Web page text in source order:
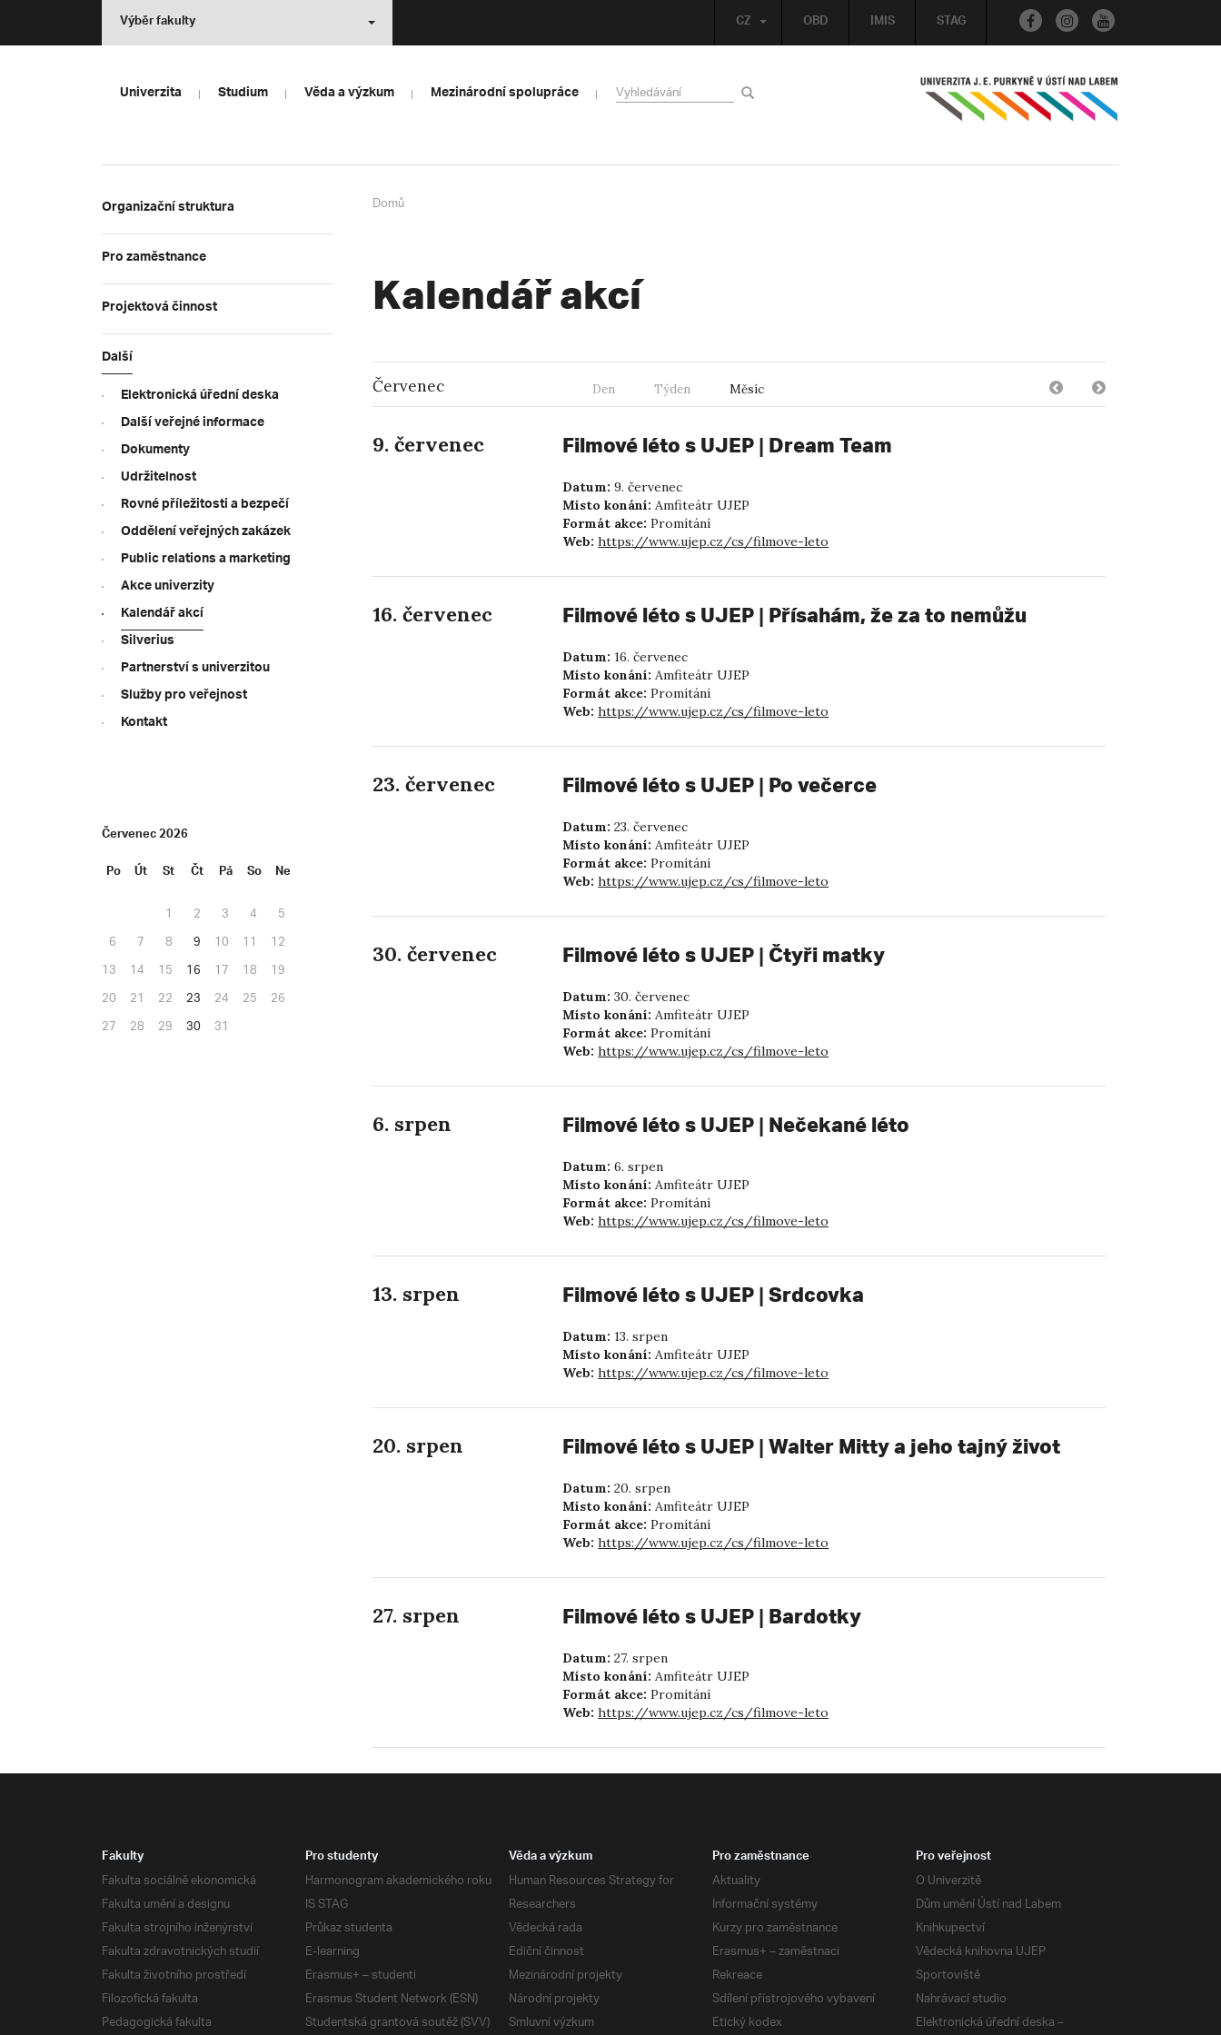
OBD IMIS STAG
CZ
Výběr fakulty
Univerzita Studium Věda a výzkum Mezinárodní spolupráce
Organizační struktura
Pro zaměstnance
Projektová činnost
Další
Elektronická úřední deska
Další veřejné informace
Dokumenty
Udržitelnost
Rovné příležitosti a bezpečí
Oddělení veřejných zakázek
Public relations a marketing
Akce univerzity
Kalendář akcí
Silverius
Partnerství s univerzitou
Služby pro veřejnost
Kontakt
Červenec 2026
Po Út St Čt Pá So Ne
1 2 3 4
5
6
7 8 9 10 11
12
13 14 15 16 17 18 19
20 21 22 23 24 25 26
27 28 29 30 31
Domů
Kalendář akcí
Červenec Den Týden Měsíc
9. červenec Filmové léto s UJEP | Dream Team
Datum: 9. červenec
Místo konání: Amfiteátr UJEP
Formát akce: Promítání
Web: https://www.ujep.cz/cs/filmove-leto
16. červenec Filmové léto s UJEP | Přísahám, že za to nemůžu
Datum: 16. červenec
Místo konání: Amfiteátr UJEP
Formát akce: Promítání
Web: https://www.ujep.cz/cs/filmove-leto
23. červenec Filmové léto s UJEP | Po večerce
Datum: 23. červenec
Místo konání: Amfiteátr UJEP
Formát akce: Promítání
Web: https://www.ujep.cz/cs/filmove-leto
30. červenec Filmové léto s UJEP | Čtyři matky
Datum: 30. červenec
Místo konání: Amfiteátr UJEP
Formát akce: Promítání
Web: https://www.ujep.cz/cs/filmove-leto
6. srpen Filmové léto s UJEP | Nečekané léto
Datum: 6. srpen
Místo konání: Amfiteátr UJEP
Formát akce: Promítání
Web: https://www.ujep.cz/cs/filmove-leto
13. srpen Filmové léto s UJEP | Srdcovka
Datum: 13. srpen
Místo konání: Amfiteátr UJEP
Web: https://www.ujep.cz/cs/filmove-leto
20. srpen Filmové léto s UJEP | Walter Mitty a jeho tajný život
Datum: 20. srpen
Místo konání: Amfiteátr UJEP
Formát akce: Promítání
Web: https://www.ujep.cz/cs/filmove-leto
27. srpen Filmové léto s UJEP | Bardotky
Datum: 27. srpen
Místo konání: Amfiteátr UJEP
Formát akce: Promítání
Web: https://www.ujep.cz/cs/filmove-leto
Fakulty
Fakulta sociálně ekonomická
Fakulta umění a designu
Fakulta strojního inženýrství
Fakulta zdravotnických studií
Fakulta životního prostředí
Filozofická fakulta
Pedagogická fakulta
Pro studenty
Harmonogram akademického roku
IS STAG
Průkaz studenta
E-learning
Erasmus+ – studenti
Erasmus Student Network (ESN)
Studentská grantová soutěž (SVV)
Věda a výzkum
Human Resources Strategy for
Researchers
Vědecká rada
Ediční činnost
Mezinárodní projekty
Národní projekty
Smluvní výzkum
Pro zaměstnance
Aktuality
Informační systémy
Kurzy pro zaměstnance
Erasmus+ – zaměstnaci
Rekreace
Sdílení přístrojového vybavení
Etický kodex
Pro veřejnost
O Univerzitě
Dům umění Ústí nad Labem
Knihkupectví
Vědecká knihovna UJEP
Sportoviště
Nahrávací studio
Elektronická úřední deska –